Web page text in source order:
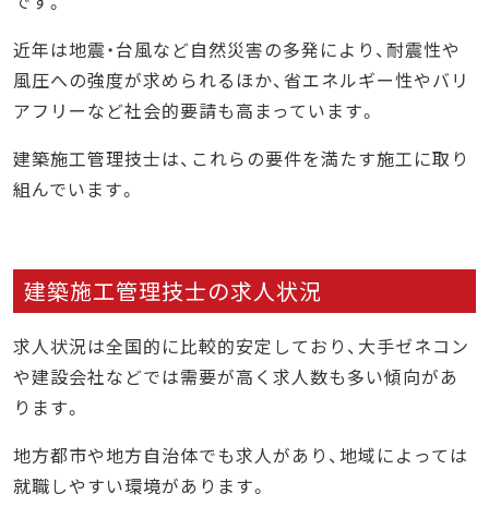
近年は地震・台風など自然災害の多発により、耐震性や
風圧への強度が求められるほか、省エネルギー性やバリ
アフリーなど社会的要請も高まっています。
建築施工管理技士は、これらの要件を満たす施工に取り
組んでいます。
建築施工管理技士の求人状況
求人状況は全国的に比較的安定しており、大手ゼネコン
や建設会社などでは需要が高く求人数も多い傾向があ
ります。
地方都市や地方自治体でも求人があり、地域によっては
就職しやすい環境があります。